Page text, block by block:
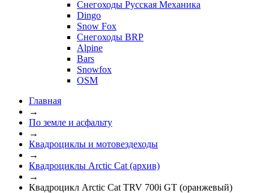
Снегоходы Русская Механика
Dingo
Snow Fox
Снегоходы BRP
Alpine
Bars
Snowfox
OSM
Главная
→
По земле и асфальту
→
Квадроциклы и мотовездеходы
→
Квадроциклы Arctic Cat (архив)
→
Квадроцикл Arctic Cat TRV 700i GT (оранжевый)